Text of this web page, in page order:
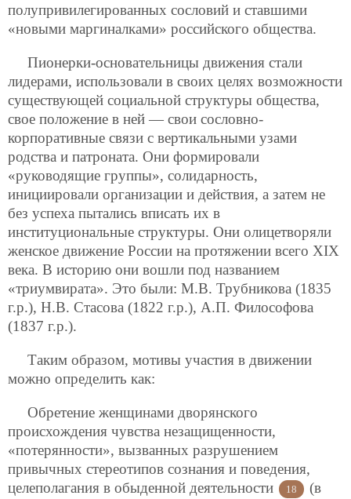
полупривилегированных сословий и ставшими
«новыми маргиналками» российского общества.
Пионерки-основательницы движения стали
лидерами, использовали в своих целях возможности
существующей социальной структуры общества,
свое положение в ней — свои сословно-
корпоративные связи с вертикальными узами
родства и патроната. Они формировали
«руководящие группы», солидарность,
инициировали организации и действия, а затем не
без успеха пытались вписать их в
институциональные структуры. Они олицетворяли
женское движение России на протяжении всего XIX
века. В историю они вошли под названием
«триумвирата». Это были: М.В. Трубникова (1835
г.р.), Н.В. Стасова (1822 г.р.), А.П. Философова
(1837 г.р.).
Таким образом, мотивы участия в движении
можно определить как:
Обретение женщинами дворянского
происхождения чувства незащищенности,
«потерянности», вызванных разрушением
привычных стереотипов сознания и поведения,
целеполагания в обыденной деятельности
18
(в